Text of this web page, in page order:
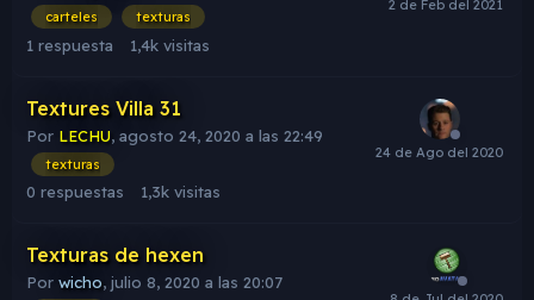
carteles texturas
1 respuesta 1,4k visitas
Textures Villa 31
Por LECHU, agosto 24, 2020 a las 22:49
texturas
0 respuestas 1,3k visitas
Texturas de hexen
Por wicho, julio 8, 2020 a las 20:07